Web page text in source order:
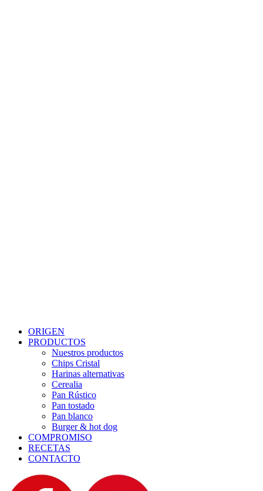
Menu
ORIGEN
PRODUCTOS
Nuestros productos
Chips Cristal
Harinas alternativas
Cerealia
Pan Rústico
Pan tostado
Pan blanco
Burger & hot dog
COMPROMISO
RECETAS
CONTACTO